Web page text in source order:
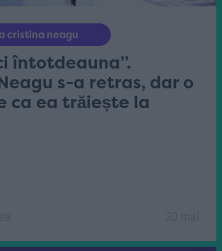
cristina neagu
întotdeauna”.
s-a retras, dar o
ca ea trăiește la